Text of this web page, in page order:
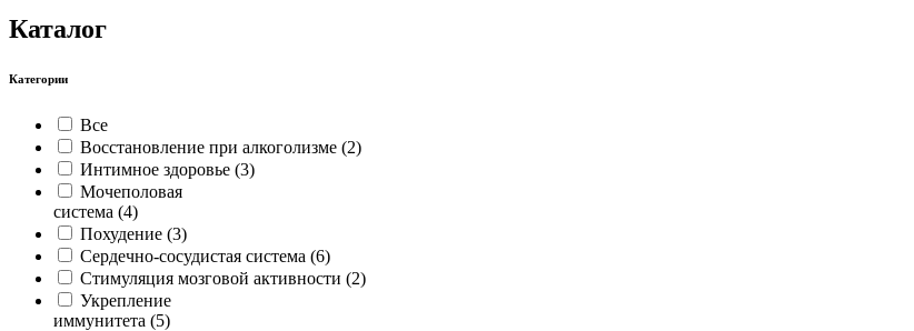
Каталог
Категории
Все
Восстановление при алкоголизме (2)
Интимное здоровье (3)
Мочеполовая
система (4)
Похудение (3)
Сердечно-сосудистая система (6)
Стимуляция мозговой активности (2)
Укрепление
иммунитета (5)